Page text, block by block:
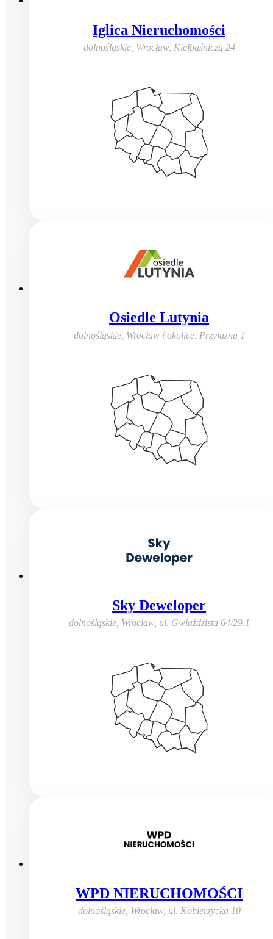
Iglica Nieruchomości
dolnośląskie, Wrocław, Kiełbaśnicza 24
Osiedle Lutynia
dolnośląskie, Wrocław i okolice, Przyjazna 1
Sky Deweloper
dolnośląskie, Wrocław, ul. Gwiaździsta 64/29.1
WPD NIERUCHOMOŚCI
dolnośląskie, Wrocław, ul. Kobierzycka 10